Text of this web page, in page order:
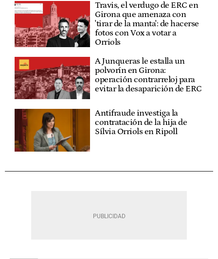
Travis, el verdugo de ERC en
Girona que amenaza con
'tirar de la manta': de hacerse
fotos con Vox a votar a
Orriols
A Junqueras le estalla un
polvorín en Girona:
operación contrarreloj para
evitar la desaparición de ERC
Antifraude investiga la
contratación de la hija de
Sílvia Orriols en Ripoll